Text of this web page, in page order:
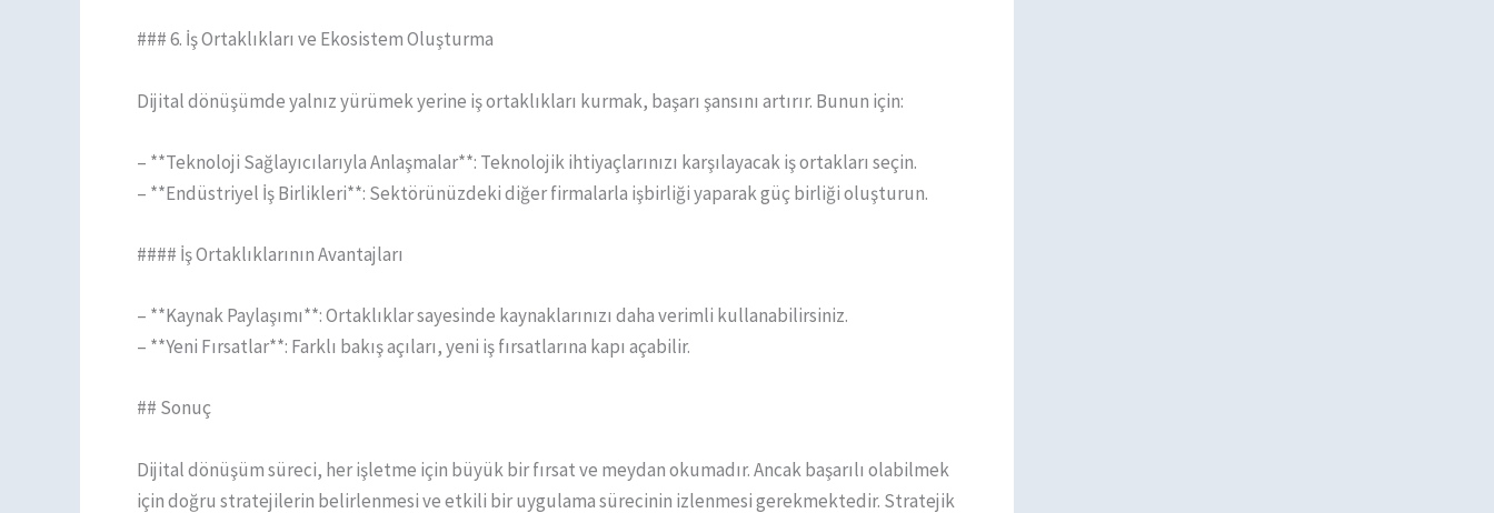
### 6. İş Ortaklıkları ve Ekosistem Oluşturma
Dijital dönüşümde yalnız yürümek yerine iş ortaklıkları kurmak, başarı şansını artırır. Bunun için:
– **Teknoloji Sağlayıcılarıyla Anlaşmalar**: Teknolojik ihtiyaçlarınızı karşılayacak iş ortakları seçin.
– **Endüstriyel İş Birlikleri**: Sektörünüzdeki diğer firmalarla işbirliği yaparak güç birliği oluşturun.
#### İş Ortaklıklarının Avantajları
– **Kaynak Paylaşımı**: Ortaklıklar sayesinde kaynaklarınızı daha verimli kullanabilirsiniz.
– **Yeni Fırsatlar**: Farklı bakış açıları, yeni iş fırsatlarına kapı açabilir.
## Sonuç
Dijital dönüşüm süreci, her işletme için büyük bir fırsat ve meydan okumadır. Ancak başarılı olabilmek
için doğru stratejilerin belirlenmesi ve etkili bir uygulama sürecinin izlenmesi gerekmektedir. Stratejik